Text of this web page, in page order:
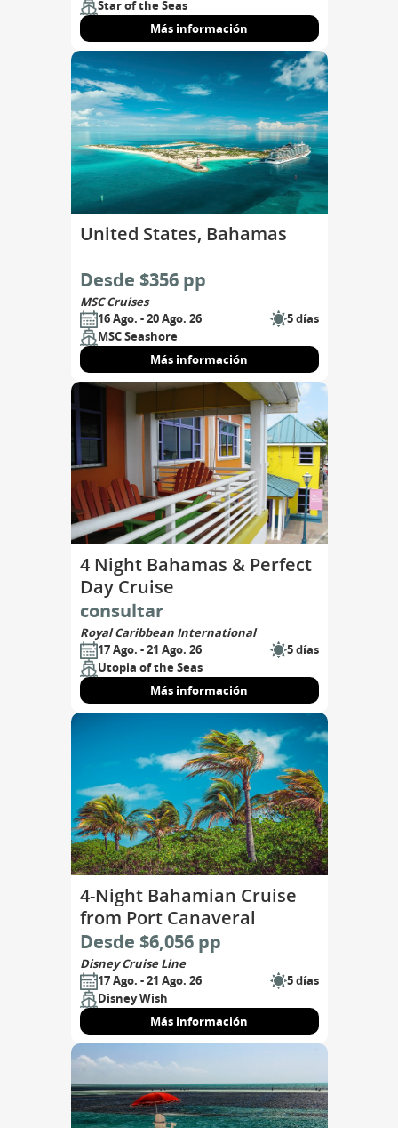
Star of the Seas
Más información
United States, Bahamas
Desde $356 pp
MSC Cruises
16 Ago. - 20 Ago. 26
5 días
MSC Seashore
Más información
4 Night Bahamas & Perfect
Day Cruise
consultar
Royal Caribbean International
17 Ago. - 21 Ago. 26
5 días
Utopia of the Seas
Más información
4-Night Bahamian Cruise
from Port Canaveral
Desde $6,056 pp
Disney Cruise Line
17 Ago. - 21 Ago. 26
5 días
Disney Wish
Más información